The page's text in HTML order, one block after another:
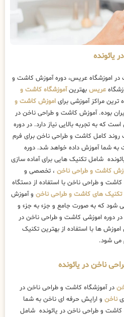
یائونده
در اموزشگاه عریس، دوره آموزش کاشت و
عریس بهترینآموزشگاه کاشت و
مراکز آموزشی برای اموزش کاشت و
بوده. آموزش کاشت و طراحی ناخن در
که به تجربه بالایی نیاز دارد. در دوره
کامل کاشت و طراحی ناخن برای فرم
به شما آموزش داده خواهد شد. دوره
شامل تکنیک هایی برای آماده سازی
کاشت و طراحی ناخن ، تخصصی و
و طراحی ناخن با استفاده از دستگاه
تکنیک های کاشت و طراحی ناخن و آموزش
شود که به صورت جامع و جزء به جزء و
دوره اموزشی کاشت و طراحی ناخن در
ها با استفاده از بهترین تکنیک
می شود.
ناخن در یائونده
در آموزشگاه کاشت و طراحی ناخن در
ناخن و ارایش حرفه ای ناخن به شما
و طراحی ناخن در یائونده شامل